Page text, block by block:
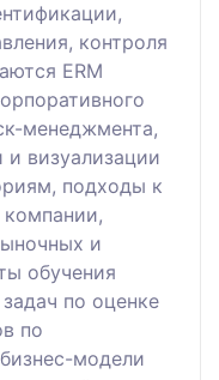
контроля
ERM
менеджмента,
и визуализации
подходы к
и
обучения
по оценке
по
модели